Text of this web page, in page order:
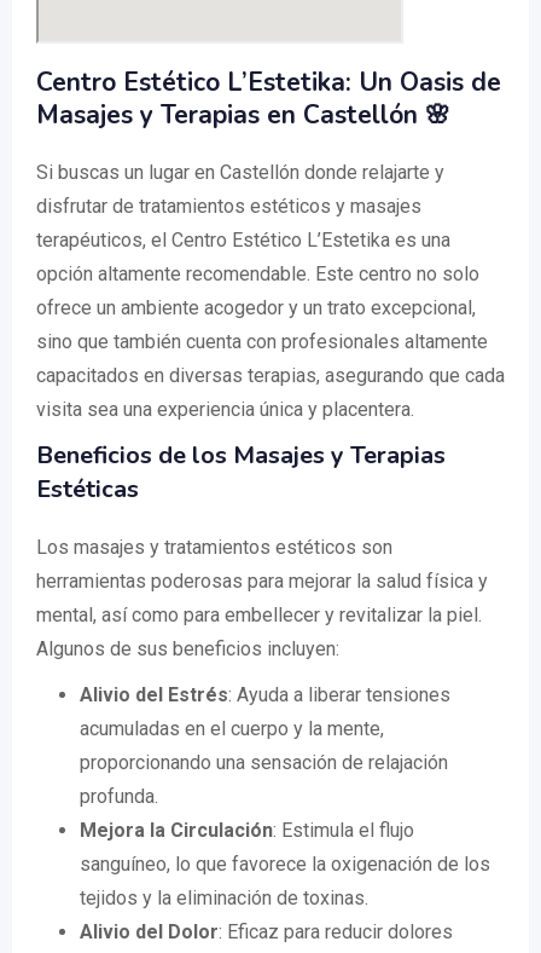
Centro Estético L’Estetika: Un Oasis de
Masajes y Terapias en Castellón 🌸
Si buscas un lugar en Castellón donde relajarte y
disfrutar de tratamientos estéticos y masajes
terapéuticos, el Centro Estético L’Estetika es una
opción altamente recomendable. Este centro no solo
ofrece un ambiente acogedor y un trato excepcional,
sino que también cuenta con profesionales altamente
capacitados en diversas terapias, asegurando que cada
visita sea una experiencia única y placentera.
Beneficios de los Masajes y Terapias
Estéticas
Los masajes y tratamientos estéticos son
herramientas poderosas para mejorar la salud física y
mental, así como para embellecer y revitalizar la piel.
Algunos de sus beneficios incluyen:
Alivio del Estrés: Ayuda a liberar tensiones
acumuladas en el cuerpo y la mente,
proporcionando una sensación de relajación
profunda.
Mejora la Circulación: Estimula el flujo
sanguíneo, lo que favorece la oxigenación de los
tejidos y la eliminación de toxinas.
Alivio del Dolor: Eficaz para reducir dolores